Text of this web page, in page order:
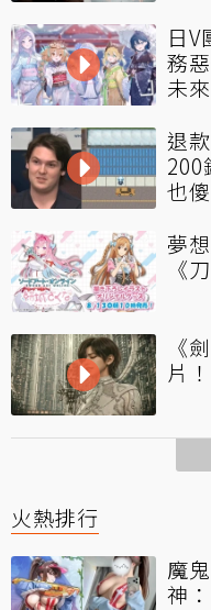
日
務
未
退
200
也
夢
《
《
片
火熱排行
魔
神